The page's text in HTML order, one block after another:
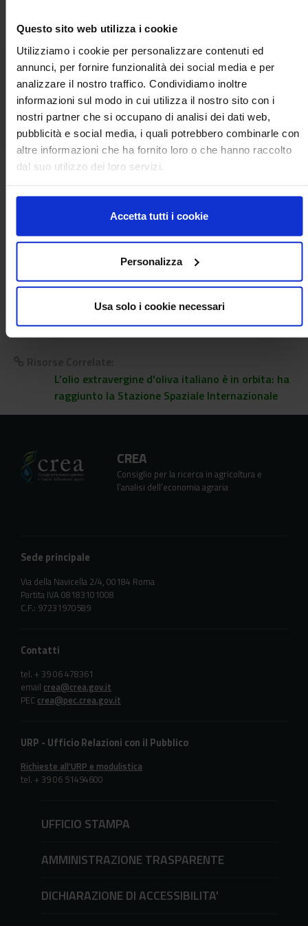
Questo sito web utilizza i cookie
Utilizziamo i cookie per personalizzare contenuti ed
annunci, per fornire funzionalità dei social media e per
analizzare il nostro traffico. Condividiamo inoltre
informazioni sul modo in cui utilizza il nostro sito con i
nostri partner che si occupano di analisi dei dati web,
pubblicità e social media, i quali potrebbero combinarle con
altre informazioni che ha fornito loro o che hanno raccolto
dal suo utilizzo dei loro servizi.
Accetta tutti i cookie
Personalizza
Usa solo i cookie necessari
Documenti allegati
rassegna olio nello spazio_ 25
luglio 2022.pdf
PDF
arrow_back share
Risorse Correlate:
L’olio extravergine d'oliva italiano è in orbita: ha
raggiunto la Stazione Spaziale Internazionale
CREA
Consiglio per la ricerca in agricoltura e
l’analisi dell’economia agraria
Sede principale
Via della Navicella 2/4, 00184 Roma
Partita IVA 08183101008
C.F.: 97231970589
Contatti
tel. + 39 06 478361
email crea@crea.gov.it
PEC crea@pec.crea.gov.it
URP - Ufficio Relazioni con il Pubblico
Richieste all'URP e modulistica
tel. + 39 06 51494600
UFFICIO STAMPA
AMMINISTRAZIONE TRASPARENTE
DICHIARAZIONE DI ACCESSIBILITA'